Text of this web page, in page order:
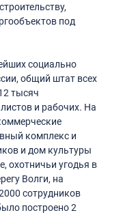
под
социально
общий штат всех
тысяч
и рабочих. На
комплекс и
и дом культуры
охотничьи угодья в
Волги, на
сотрудников
построено 2